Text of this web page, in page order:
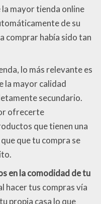
la mayor tienda online
de su
comprar había sido tan
lo más relevante es
la mayor calidad
secundario.
ofrecerte
que tienen una
que tu compra se
en la comodidad de tu
hacer tus compras vía
propia casa lo que